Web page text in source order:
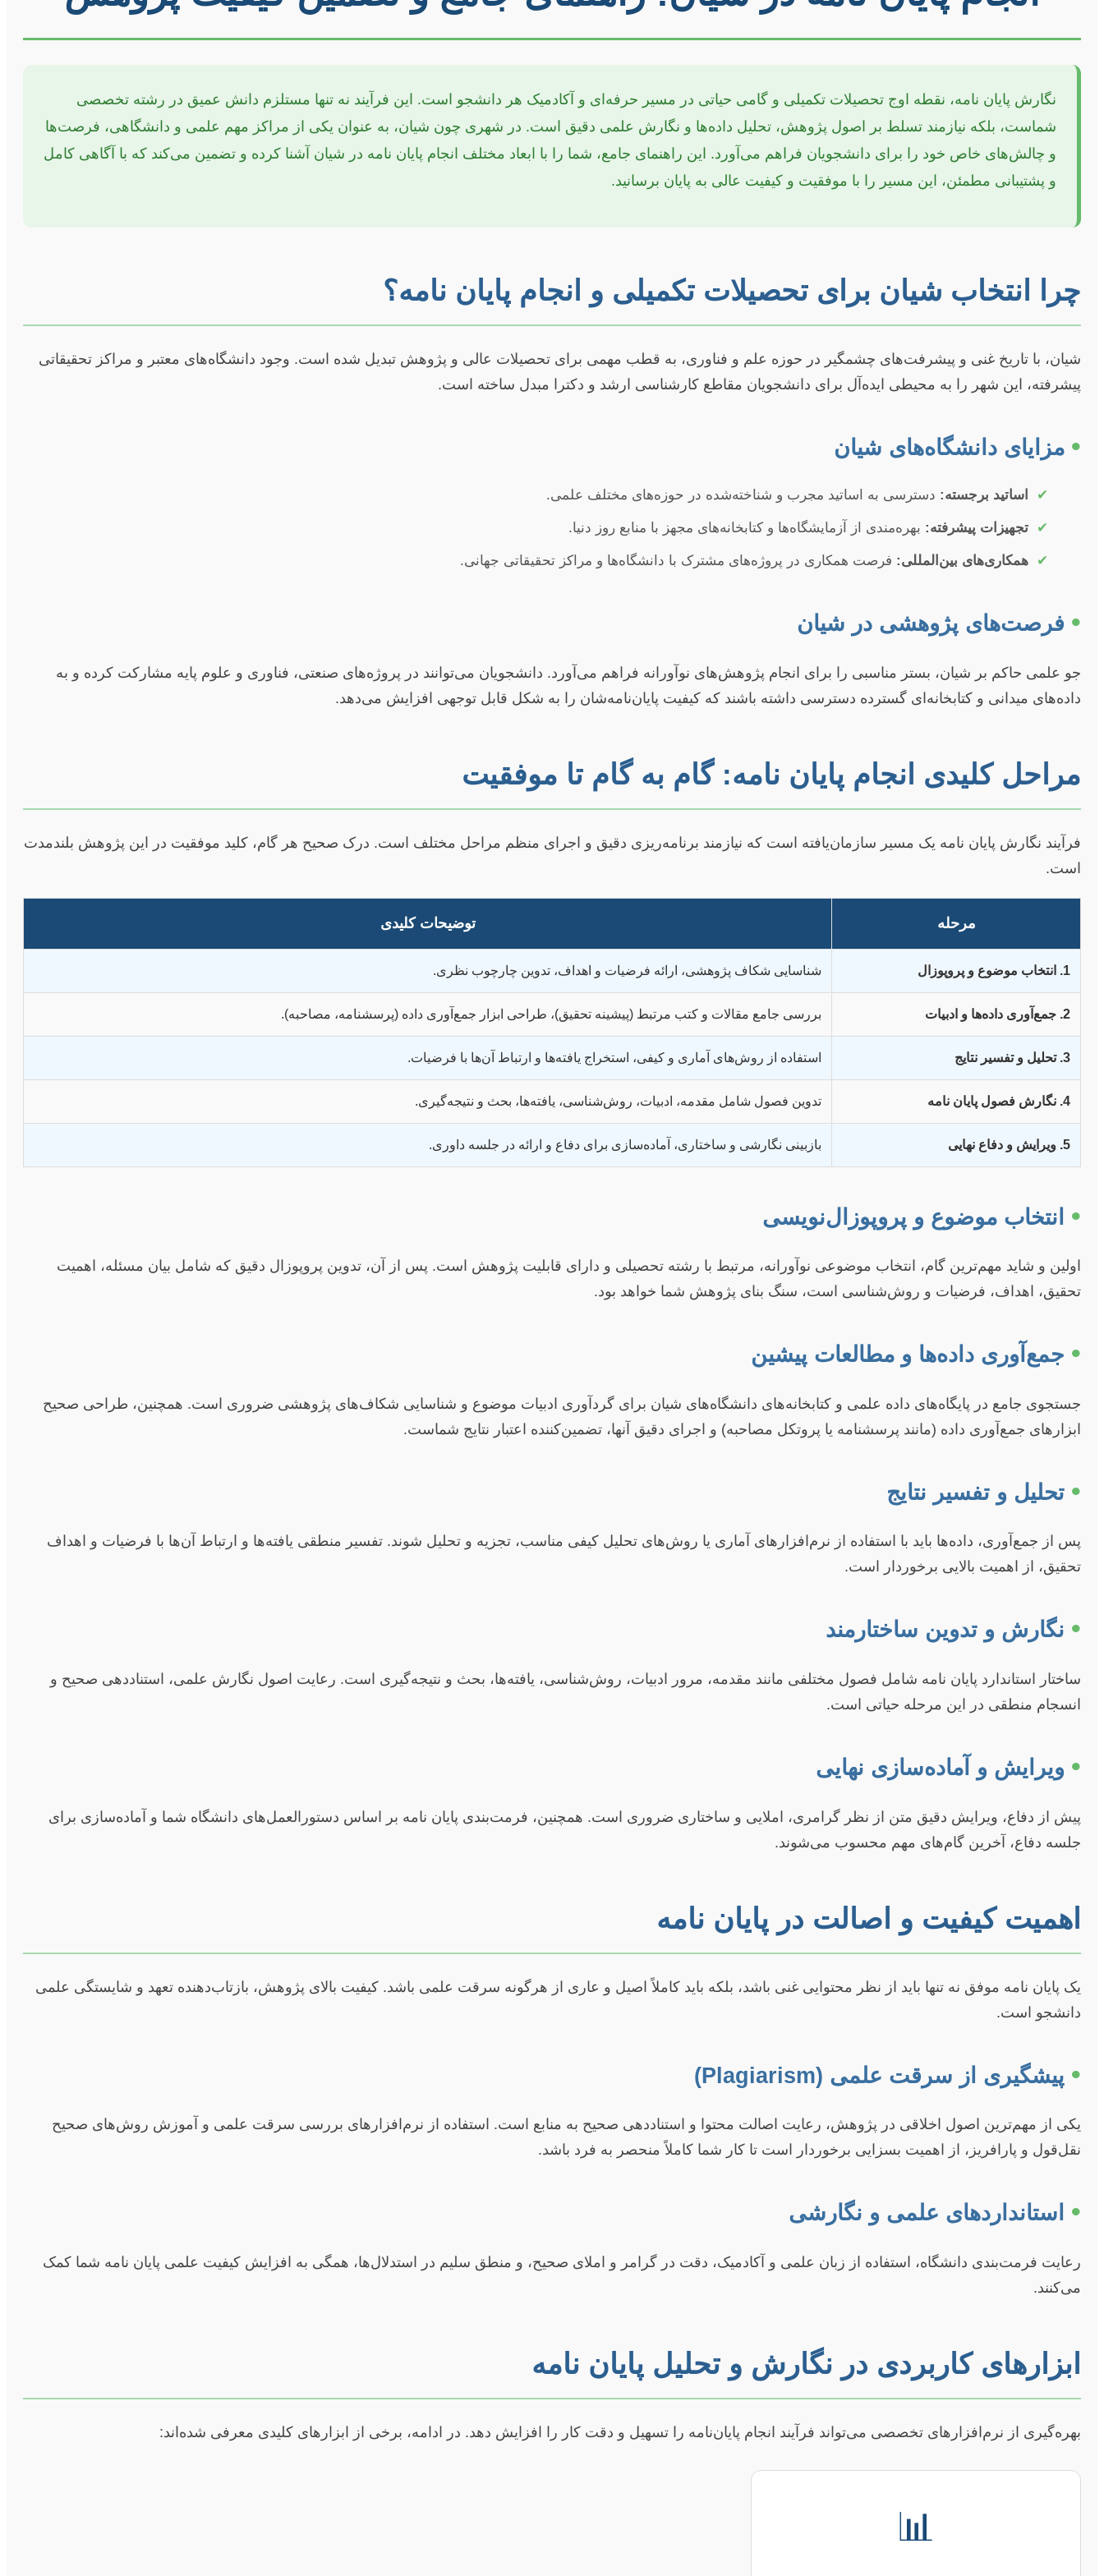
نگارش پایان نامه، نقطه اوج تحصیلات تکمیلی و گامی حیاتی در مسیر حرفه‌ای و آکادمیک هر دانشجو است. این فرآیند نه تنها مستلزم دانش عمیق در رشته تخصصی
شماست، بلکه نیازمند تسلط بر اصول پژوهش، تحلیل داده‌ها و نگارش علمی دقیق است. در شهری چون شیان، به عنوان یکی از مراکز مهم علمی و دانشگاهی، فرصت‌ها
و چالش‌های خاص خود را برای دانشجویان فراهم می‌آورد. این راهنمای جامع، شما را با ابعاد مختلف انجام پایان نامه در شیان آشنا کرده و تضمین می‌کند که با آگاهی کامل
و پشتیبانی مطمئن، این مسیر را با موفقیت و کیفیت عالی به پایان برسانید.
چرا انتخاب شیان برای تحصیلات تکمیلی و انجام پایان نامه؟
شیان، با تاریخ غنی و پیشرفت‌های چشمگیر در حوزه علم و فناوری، به قطب مهمی برای تحصیلات عالی و پژوهش تبدیل شده است. وجود دانشگاه‌های معتبر و مراکز تحقیقاتی
پیشرفته، این شهر را به محیطی ایده‌آل برای دانشجویان مقاطع کارشناسی ارشد و دکترا مبدل ساخته است.
• مزایای دانشگاه‌های شیان
✔ اساتید برجسته: دسترسی به اساتید مجرب و شناخته‌شده در حوزه‌های مختلف علمی.
✔ تجهیزات پیشرفته: بهره‌مندی از آزمایشگاه‌ها و کتابخانه‌های مجهز با منابع روز دنیا.
✔ همکاری‌های بین‌المللی: فرصت همکاری در پروژه‌های مشترک با دانشگاه‌ها و مراکز تحقیقاتی جهانی.
• فرصت‌های پژوهشی در شیان
جو علمی حاکم بر شیان، بستر مناسبی را برای انجام پژوهش‌های نوآورانه فراهم می‌آورد. دانشجویان می‌توانند در پروژه‌های صنعتی، فناوری و علوم پایه مشارکت کرده و به
داده‌های میدانی و کتابخانه‌ای گسترده دسترسی داشته باشند که کیفیت پایان‌نامه‌شان را به شکل قابل توجهی افزایش می‌دهد.
مراحل کلیدی انجام پایان نامه: گام به گام تا موفقیت
فرآیند نگارش پایان نامه یک مسیر سازمان‌یافته است که نیازمند برنامه‌ریزی دقیق و اجرای منظم مراحل مختلف است. درک صحیح هر گام، کلید موفقیت در این پژوهش بلندمدت
است.
مرحله توضیحات کلیدی
1. انتخاب موضوع و پروپوزال شناسایی شکاف پژوهشی، ارائه فرضیات و اهداف، تدوین چارچوب نظری.
2. جمع‌آوری داده‌ها و ادبیات بررسی جامع مقالات و کتب مرتبط (پیشینه تحقیق)، طراحی ابزار جمع‌آوری داده (پرسشنامه، مصاحبه).
3. تحلیل و تفسیر نتایج استفاده از روش‌های آماری و کیفی، استخراج یافته‌ها و ارتباط آن‌ها با فرضیات.
4. نگارش فصول پایان نامه تدوین فصول شامل مقدمه، ادبیات، روش‌شناسی، یافته‌ها، بحث و نتیجه‌گیری.
5. ویرایش و دفاع نهایی بازبینی نگارشی و ساختاری، آماده‌سازی برای دفاع و ارائه در جلسه داوری.
• انتخاب موضوع و پروپوزال‌نویسی
اولین و شاید مهم‌ترین گام، انتخاب موضوعی نوآورانه، مرتبط با رشته تحصیلی و دارای قابلیت پژوهش است. پس از آن، تدوین پروپوزال دقیق که شامل بیان مسئله، اهمیت
تحقیق، اهداف، فرضیات و روش‌شناسی است، سنگ بنای پژوهش شما خواهد بود.
• جمع‌آوری داده‌ها و مطالعات پیشین
جستجوی جامع در پایگاه‌های داده علمی و کتابخانه‌های دانشگاه‌های شیان برای گردآوری ادبیات موضوع و شناسایی شکاف‌های پژوهشی ضروری است. همچنین، طراحی صحیح
ابزارهای جمع‌آوری داده (مانند پرسشنامه یا پروتکل مصاحبه) و اجرای دقیق آنها، تضمین‌کننده اعتبار نتایج شماست.
• تحلیل و تفسیر نتایج
پس از جمع‌آوری، داده‌ها باید با استفاده از نرم‌افزارهای آماری یا روش‌های تحلیل کیفی مناسب، تجزیه و تحلیل شوند. تفسیر منطقی یافته‌ها و ارتباط آن‌ها با فرضیات و اهداف
تحقیق، از اهمیت بالایی برخوردار است.
• نگارش و تدوین ساختارمند
ساختار استاندارد پایان نامه شامل فصول مختلفی مانند مقدمه، مرور ادبیات، روش‌شناسی، یافته‌ها، بحث و نتیجه‌گیری است. رعایت اصول نگارش علمی، استناددهی صحیح و
انسجام منطقی در این مرحله حیاتی است.
• ویرایش و آماده‌سازی نهایی
پیش از دفاع، ویرایش دقیق متن از نظر گرامری، املایی و ساختاری ضروری است. همچنین، فرمت‌بندی پایان نامه بر اساس دستورالعمل‌های دانشگاه شما و آماده‌سازی برای
جلسه دفاع، آخرین گام‌های مهم محسوب می‌شوند.
اهمیت کیفیت و اصالت در پایان نامه
یک پایان نامه موفق نه تنها باید از نظر محتوایی غنی باشد، بلکه باید کاملاً اصیل و عاری از هرگونه سرقت علمی باشد. کیفیت بالای پژوهش، بازتاب‌دهنده تعهد و شایستگی علمی
دانشجو است.
• پیشگیری از سرقت علمی (Plagiarism)
یکی از مهم‌ترین اصول اخلاقی در پژوهش، رعایت اصالت محتوا و استناددهی صحیح به منابع است. استفاده از نرم‌افزارهای بررسی سرقت علمی و آموزش روش‌های صحیح
نقل‌قول و پارافریز، از اهمیت بسزایی برخوردار است تا کار شما کاملاً منحصر به فرد باشد.
• استانداردهای علمی و نگارشی
رعایت فرمت‌بندی دانشگاه، استفاده از زبان علمی و آکادمیک، دقت در گرامر و املای صحیح، و منطق سلیم در استدلال‌ها، همگی به افزایش کیفیت علمی پایان نامه شما کمک
می‌کنند.
ابزارهای کاربردی در نگارش و تحلیل پایان نامه
بهره‌گیری از نرم‌افزارهای تخصصی می‌تواند فرآیند انجام پایان‌نامه را تسهیل و دقت کار را افزایش دهد. در ادامه، برخی از ابزارهای کلیدی معرفی شده‌اند:
📊